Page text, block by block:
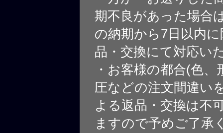
期不良があった場合
の納期から7日以内
品・交換にて対応い
・お客様の都合(色、
圧などの注文間違い
よる返品・交換は不
ますので予めご了承